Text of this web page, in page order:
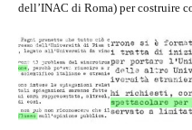
dell’INAC di Roma) per costruire